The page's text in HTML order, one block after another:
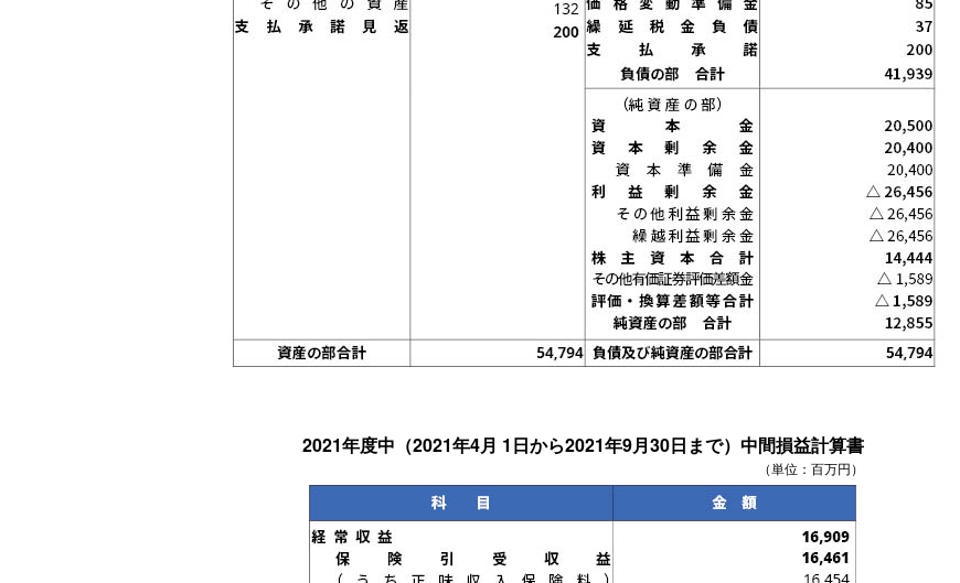
2021年度中（2021年4月 1日から2021年9月30日まで）中間損益計算書
（単位：百万円）